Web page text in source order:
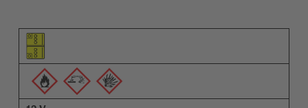
Pictogramă elemente
Pictogramă avertizări
Descriere